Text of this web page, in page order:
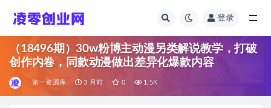
登录
（18496期）30w粉博主动漫另类解说教学，打破
创作内卷，同款动漫做出差异化爆款内容
第一资源库 3 月前 0 1.5K